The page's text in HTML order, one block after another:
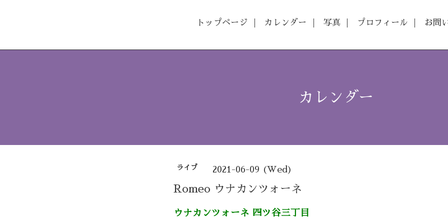
トップページ カレンダー 写真 プロフィール お問
カレンダー
ライブ 2021-06-09 (Wed)
Romeo ウナカンツォーネ
ウナカンツォーネ 四ツ谷三丁目